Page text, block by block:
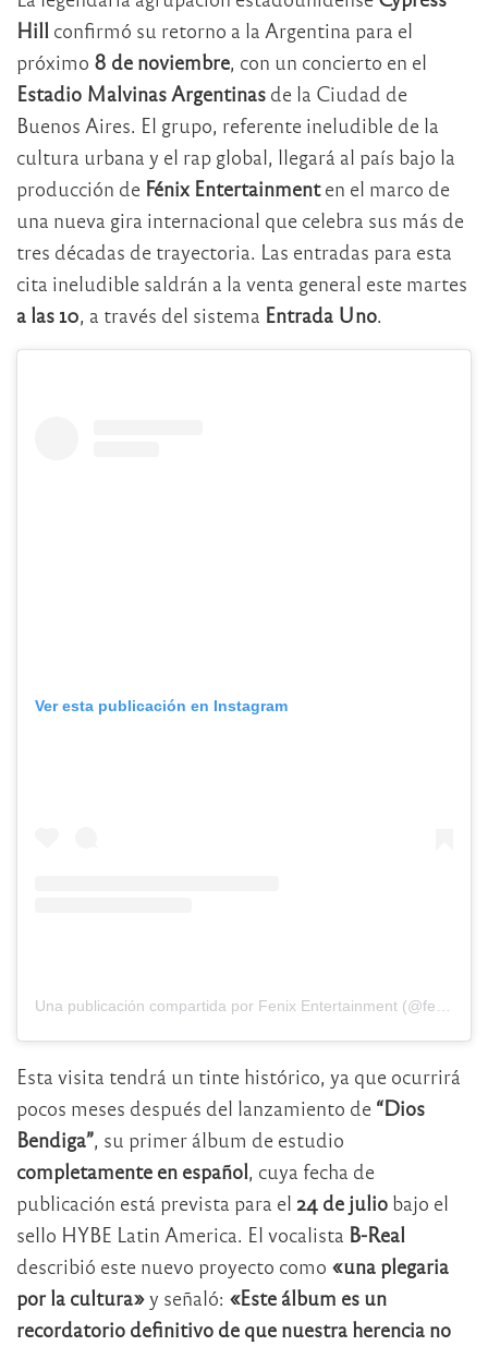
Hill confirmó su retorno a la Argentina para el
próximo 8 de noviembre, con un concierto en el
Estadio Malvinas Argentinas de la Ciudad de
Buenos Aires. El grupo, referente ineludible de la
cultura urbana y el rap global, llegará al país bajo la
producción de Fénix Entertainmenten el marco de
una nueva gira internacional que celebra sus más de
tres décadas de trayectoria. Las entradas para esta
cita ineludible saldrán a la venta general este martes
a las 10, a través del sistema Entrada Uno.
Ver esta publicación en Instagram
Una publicación compartida por Fenix Entertainment (@fenixentertainment)
Esta visita tendrá un tinte histórico, ya que ocurrirá
pocos meses después del lanzamiento de “Dios
Bendiga”, su primer álbum de estudio
completamente en español, cuya fecha de
publicación está prevista para el 24 de julio bajo el
sello HYBE Latin America. El vocalista B-Real
describió este nuevo proyecto como «una plegaria
por la cultura»y señaló: «Este álbum es un
recordatorio definitivo de que nuestra herencia no